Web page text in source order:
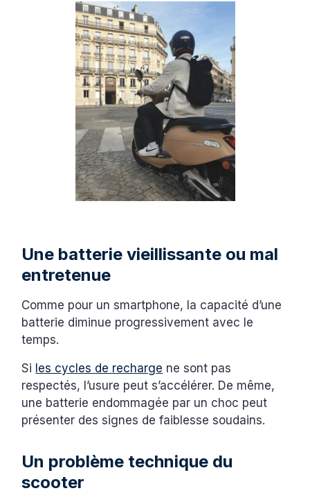
Une batterie vieillissante ou mal
entretenue
Comme pour un smartphone, la capacité d’une
batterie diminue progressivement avec le
temps.
Si les cycles de recharge ne sont pas
respectés, l’usure peut s’accélérer. De même,
une batterie endommagée par un choc peut
présenter des signes de faiblesse soudains.
Un problème technique du
scooter